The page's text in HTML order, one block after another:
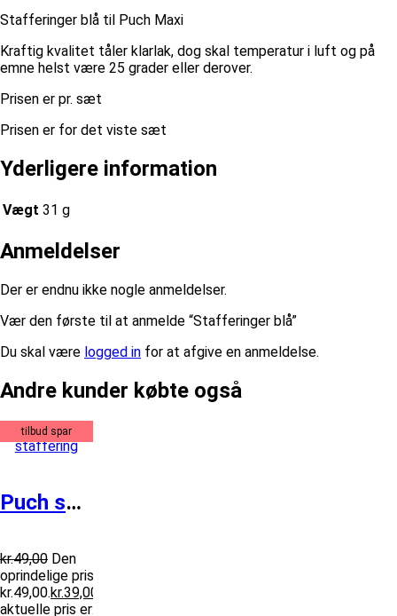
Stafferinger blå til Puch Maxi
Kraftig kvalitet tåler klarlak, dog skal temperatur i luft og på
emne helst være 25 grader eller derover.
Prisen er pr. sæt
Prisen er for det viste sæt
Yderligere information
Vægt 31 g
Anmeldelser
Der er endnu ikke nogle anmeldelser.
Vær den første til at anmelde “Stafferinger blå”
Du skal være logged in for at afgive en anmeldelse.
Andre kunder købte også
tilbud spar
Puch skærm staffering
kr.49,00 Den
oprindelige pris var:
kr.49,00.kr.39,00
aktuelle pris er: